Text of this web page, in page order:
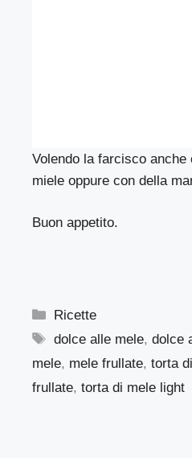
Volendo la farcisco anche
miele oppure con della
Buon appetito.
Categorie
Ricette
Tag
dolce alle mele,dolce
mele, mele frullate, torta
frullate, torta di mele light